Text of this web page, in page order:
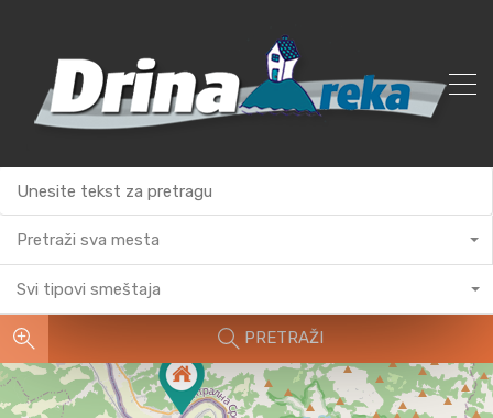
Pretraži sva mesta
Svi tipovi smeštaja
PRETRAŽI